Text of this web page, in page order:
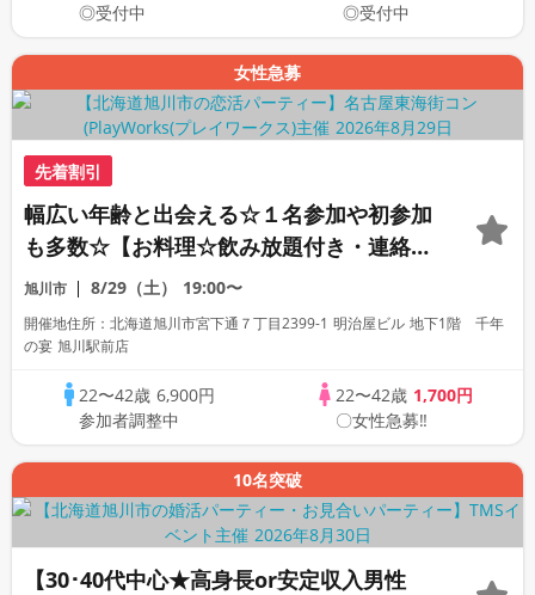
◎受付中
◎受付中
女性急募
先着割引
幅広い年齢と出会える☆１名参加や初参加
も多数☆【お料理☆飲み放題付き・連絡先
交換あり・完全着席型】
旭川市 8/29（土） 19:00〜
開催地住所：北海道旭川市宮下通７丁目2399-1 明治屋ビル 地下1階 千年
の宴 旭川駅前店
22〜42歳 6,900円
参加者調整中
22〜42歳 1,700円
〇女性急募‼
10名突破
【30･40代中心★高身長or安定収入男性